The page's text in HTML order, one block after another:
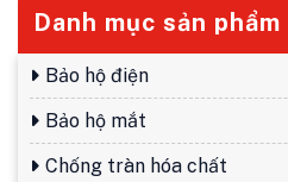
Danh mục sản phẩm
Bảo hộ điện
Bảo hộ mắt
Chống tràn hóa chất